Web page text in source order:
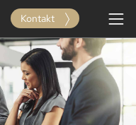
Kontakt